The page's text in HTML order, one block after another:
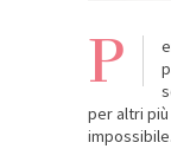
P
per altri
impossibile.